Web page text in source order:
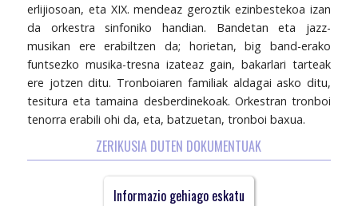
erlijiosoan, eta XIX. mendeaz geroztik ezinbestekoa izan
da orkestra sinfoniko handian. Bandetan eta jazz-
musikan ere erabiltzen da; horietan, big band-erako
funtsezko musika-tresna izateaz gain, bakarlari tarteak
ere jotzen ditu. Tronboiaren familiak aldagai asko ditu,
tesitura eta tamaina desberdinekoak. Orkestran tronboi
tenorra erabili ohi da, eta, batzuetan, tronboi baxua.
ZERIKUSIA DUTEN DOKUMENTUAK
Informazio gehiago eskatu